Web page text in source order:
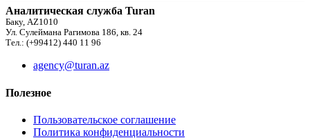
Аналитическая служба Turan
Баку, AZ1010
Ул. Сулеймана Рагимова 186, кв. 24
Тел.: (+99412) 440 11 96
agency@turan.az
Полезное
Пользовательское соглашение
Политика конфиденциальности